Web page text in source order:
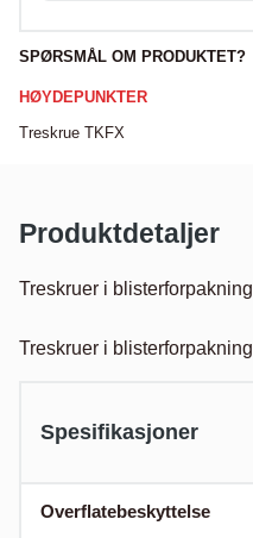
SPØRSMÅL OM PRODUKTET?
HØYDEPUNKTER
Treskrue TKFX
Produktdetaljer
Treskruer i blisterforpakning
Treskruer i blisterforpakning
Spesifikasjoner
Overflatebeskyttelse